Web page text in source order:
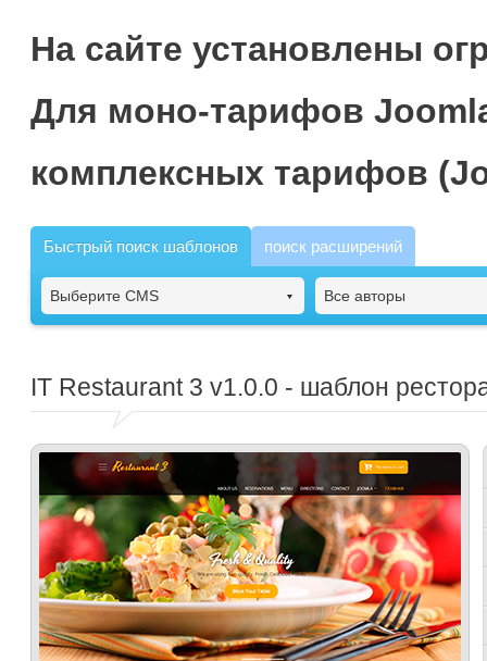
На сайте установлены
Для моно-тарифов
комплексных тарифов
Быстрый поиск шаблонов поиск расширений
Выберите CMS Все авторы
IT Restaurant 3 v1.0.0 - шаблон